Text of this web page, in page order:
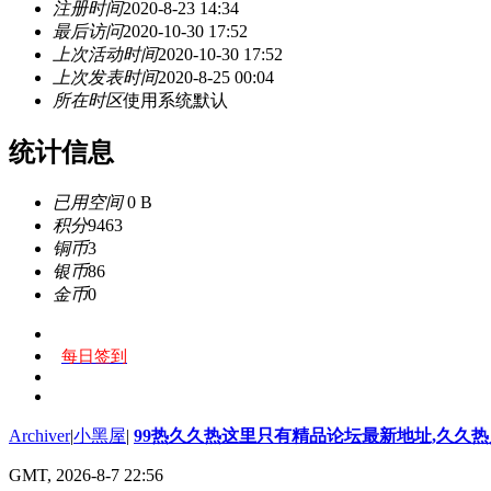
注册时间2020-8-23 14:34
最后访问2020-10-30 17:52
上次活动时间2020-10-30 17:52
上次发表时间2020-8-25 00:04
所在时区使用系统默认
统计信息
已用空间0 B
积分9463
铜币3
银币86
金币0
每日签到
Archiver|小黑屋| 99热久久热这里只有精品论坛最新地址,久久
GMT, 2026-8-7 22:56